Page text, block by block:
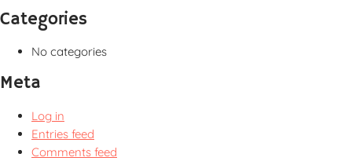
Categories
No categories
Meta
Log in
Entries feed
Comments feed